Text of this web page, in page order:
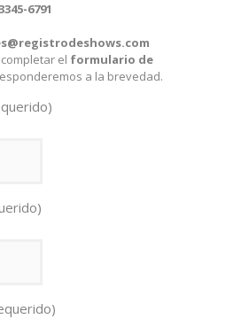
6791
el formulario de
a la brevedad.